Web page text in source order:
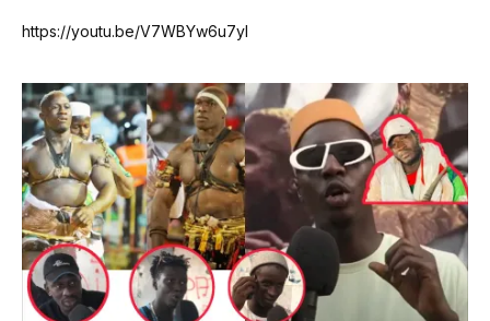
https://youtu.be/V7WBYw6u7yI